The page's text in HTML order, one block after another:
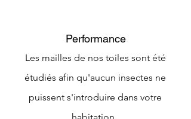
Performance
Les mailles de nos toiles sont été
étudiés afin qu'aucun insectes ne
puissent s'introduire dans votre